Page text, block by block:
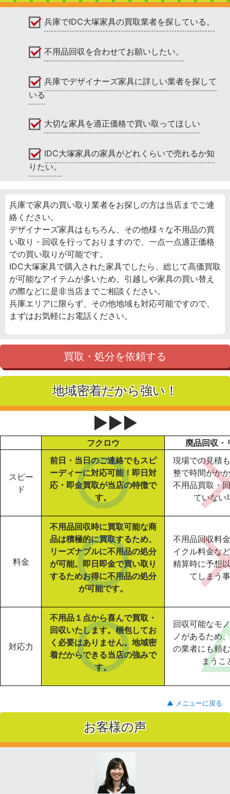
兵庫でIDC大塚家具の買取業者を探している。
不用品回収を合わせてお願いしたい。
兵庫でデザイナーズ家具に詳しい業者を探して
いる
大切な家具を適正価格で買い取ってほしい
IDC大塚家具の家具がどれくらいで売れるか知
りたい。
兵庫で家具の買い取り業者をお探しの方は当店までご連
絡ください。
デザイナーズ家具はもちろん、その他様々な不用品の買
い取り・回収を行っておりますので、一点一点適正価格
での買い取りが可能です。
IDC大塚家具で購入された家具でしたら、総じて高価買取
が可能なアイテムが多いため、引越しや家具の買い替え
の際などに是非当店までご相談ください。
兵庫エリアに限らず、その他地域も対応可能ですので、
まずはお気軽にお電話ください。
買取・処分を依頼する
地域密着だから強い！
▶▶▶
フクロウ 廃品回収・
スピー
ド
前日・当日のご連絡でもスピ
ーディーに対応可能！即日対
応・即金買取が当店の特徴で
す。
現場での見積
整で時間がか
不用品買取・
ていない
料金
不用品回収時に買取可能な商
品は積極的に買取するため、
リーズナブルに不用品の処分
が可能。即日即金で買い取り
するためお得に不用品の処分
が可能です。
不用品回収料
イクル料金な
精算時に予想
てしまう
対応力
不用品１点から喜んで買取・
回収いたします。梱包してお
く必要はありません。地域密
着だからできる当店の強みで
す。
回収可能なモ
ノがあるため
の業者にも頼
まうこ
▲ メニューに戻る
お客様の声